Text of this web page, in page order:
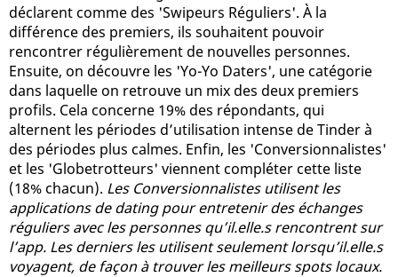
déclarent comme des 'Swipeurs Réguliers'. À la
différence des premiers, ils souhaitent pouvoir
rencontrer régulièrement de nouvelles personnes.
Ensuite, on découvre les 'Yo-Yo Daters', une catégorie
dans laquelle on retrouve un mix des deux premiers
profils. Cela concerne 19% des répondants, qui
alternent les périodes d’utilisation intense de Tinder à
des périodes plus calmes. Enfin, les 'Conversionnalistes'
et les 'Globetrotteurs' viennent compléter cette liste
(18% chacun). Les Conversionnalistes utilisent les
applications de dating pour entretenir des échanges
réguliers avec les personnes qu’il.elle.s rencontrent sur
l’app. Les derniers les utilisent seulement lorsqu’il.elle.s
voyagent, de façon à trouver les meilleurs spots locaux.